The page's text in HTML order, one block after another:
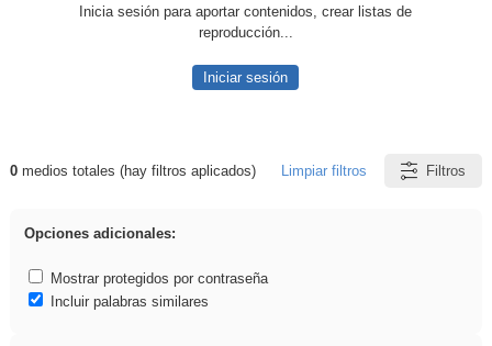
Inicia sesión para aportar contenidos, crear listas de
reproducción...
Iniciar sesión
Resultados de: gritar
0medios totales (hay filtros aplicados) Limpiar filtros Filtros
Opciones adicionales:
Mostrar protegidos por contraseña
Incluir palabras similares